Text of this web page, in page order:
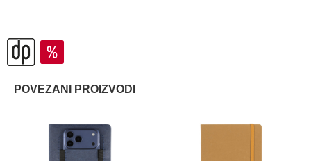
POVEZANI PROIZVODI